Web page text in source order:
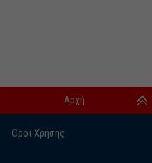
Οροι Χρήσης
Αρχή